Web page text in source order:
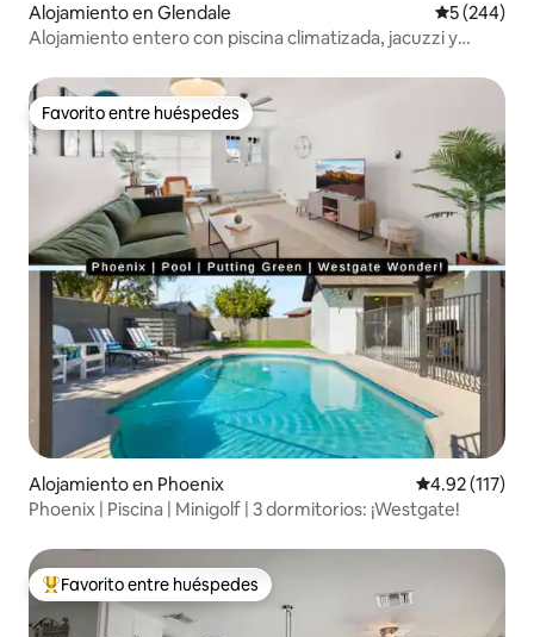
Alojamiento en Glendale Calificación
5 (244)
Alojamiento entero con piscina climatizada, jacuzzi y
Favorito entre huéspedes
Favorito entre huéspedes
Alojamiento en Phoenix Calificación
4.92 (117)
Phoenix | Piscina | Minigolf | 3 dormitorios: ¡Westgate!
Favorito entre huéspedes preferido
Favorito entre huéspedes